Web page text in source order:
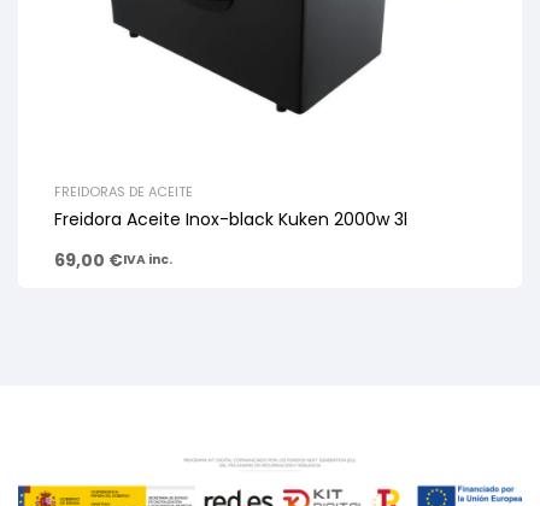
FREIDORAS DE ACEITE
Freidora Aceite Inox-black Kuken 2000w 3l
69,00 €IVA inc.